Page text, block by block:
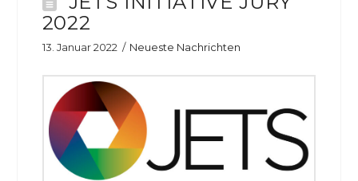
2022
13. Januar 2022 Neueste Nachrichten